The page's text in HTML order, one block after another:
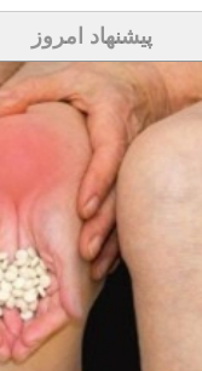
پیشنهاد امروز